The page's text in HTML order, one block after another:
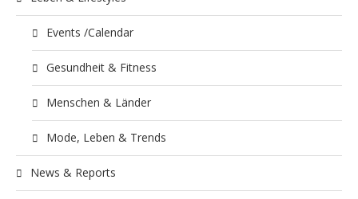
Events /Calendar
Gesundheit & Fitness
Menschen & Länder
Mode, Leben & Trends
News & Reports